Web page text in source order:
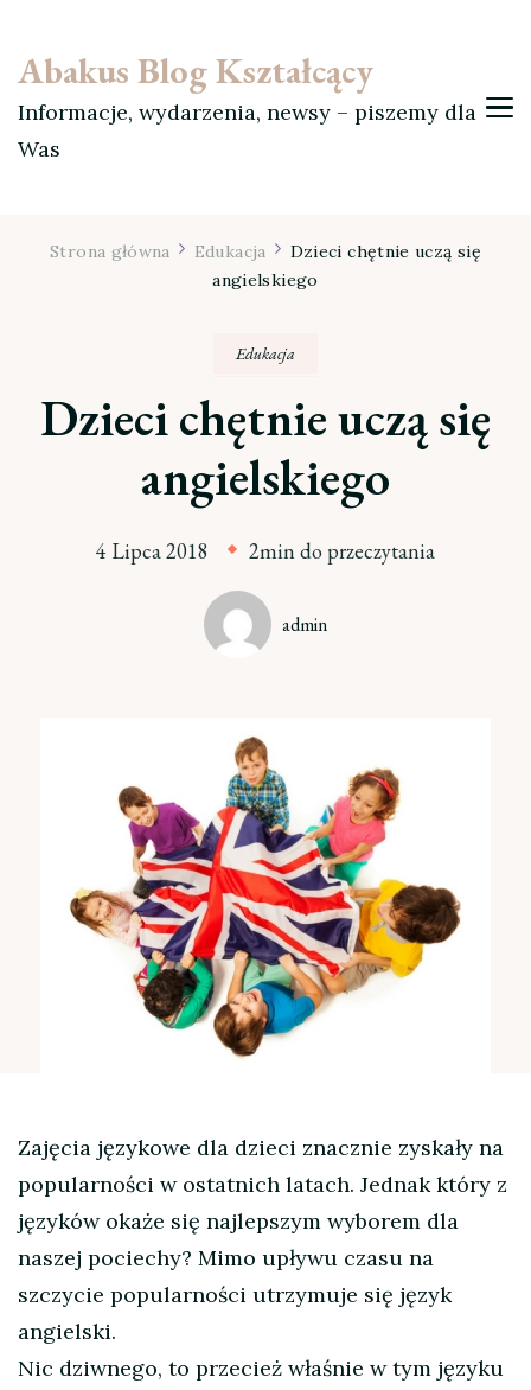
Abakus Blog Kształcący
Informacje, wydarzenia, newsy – piszemy dla
Was
Strona główna Edukacja
Dzieci chętnie uczą się
angielskiego
Edukacja
Dzieci chętnie uczą się
angielskiego
4 Lipca 2018 2min do przeczytania
admin
Zajęcia językowe dla dzieci znacznie zyskały na
popularności w ostatnich latach. Jednak który z
języków okaże się najlepszym wyborem dla
naszej pociechy? Mimo upływu czasu na
szczycie popularności utrzymuje się język
angielski.
Nic dziwnego, to przecież właśnie w tym języku